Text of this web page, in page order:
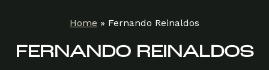
Home » Fernando Reinaldos
FERNANDO REINALDOS